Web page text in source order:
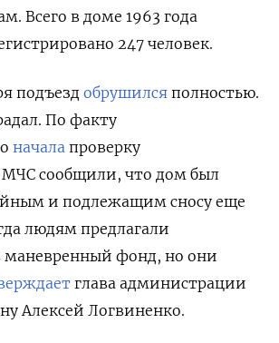
Всего в доме 1963 года
247 человек.
подъезд обрушился полностью.
По факту
начала проверку
сообщили, что дом был
и подлежащим сносу еще
людям предлагали
маневренный фонд, но они
глава администрации
Алексей Логвиненко.